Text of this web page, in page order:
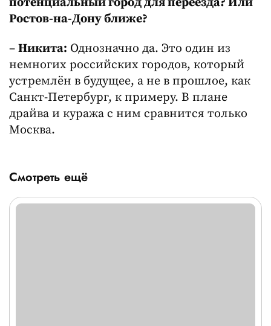
Ростов-на-Дону ближе?
– Никита: Однозначно да. Это один из
немногих российских городов, который
устремлён в будущее, а не в прошлое, как
Санкт-Петербург, к примеру. В плане
драйва и куража с ним сравнится только
Москва.
Смотреть ещё